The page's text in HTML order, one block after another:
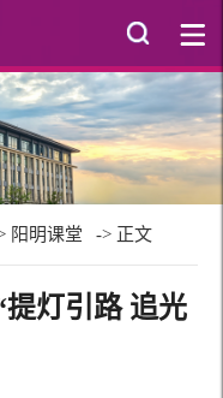
阳明课堂 -> 正文
提灯引路 追光